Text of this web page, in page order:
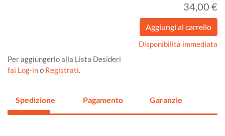
34,00 €
Disponibilità immediata
Per aggiungerlo alla Lista Desideri
fai Log-ino Registrati.
Spedizione Pagamento Garanzie